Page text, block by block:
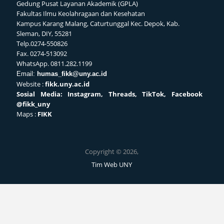
Gedung Pusat Layanan Akademik (GPLA)
Fakultas Ilmu Keolahragaan dan Kesehatan
Kampus Karang Malang, Caturtunggal Kec. Depok, Kab.
Sleman, DIY, 55281
Telp.0274-550826
Fax. 0274-513092
WhatsApp. 0811.282.1199
Email: humas_fikk@uny.ac.id
Website :fikk.uny.ac.id
Sosial
Media: Instagram, Threads, TikTok, Facebook
@fikk_uny
Maps : FIKK
Copyright © 2026,
Tim Web UNY